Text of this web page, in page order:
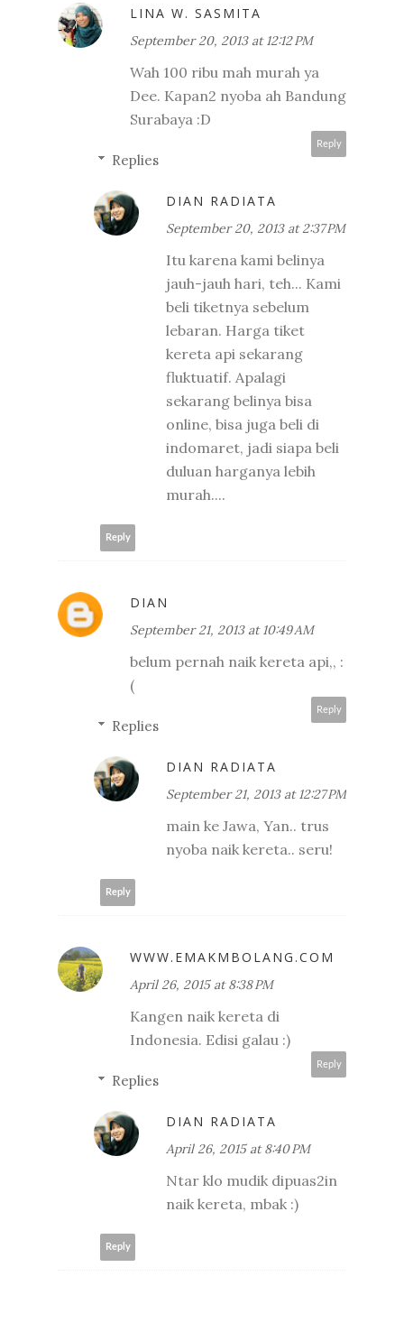
LINA W. SASMITA
September 20, 2013 at 12:12 PM
Wah 100 ribu mah murah ya
Dee. Kapan2 nyoba ah Bandung
Surabaya :D
Reply
Replies
DIAN RADIATA
September 20, 2013 at 2:37 PM
Itu karena kami belinya
jauh-jauh hari, teh... Kami
beli tiketnya sebelum
lebaran. Harga tiket
kereta api sekarang
fluktuatif. Apalagi
sekarang belinya bisa
online, bisa juga beli di
indomaret, jadi siapa beli
duluan harganya lebih
murah....
Reply
DIAN
September 21, 2013 at 10:49 AM
belum pernah naik kereta api,, :
(
Reply
Replies
DIAN RADIATA
September 21, 2013 at 12:27 PM
main ke Jawa, Yan.. trus
nyoba naik kereta.. seru!
Reply
WWW.EMAKMBOLANG.COM
April 26, 2015 at 8:38 PM
Kangen naik kereta di
Indonesia. Edisi galau :)
Reply
Replies
DIAN RADIATA
April 26, 2015 at 8:40 PM
Ntar klo mudik dipuas2in
naik kereta, mbak :)
Reply